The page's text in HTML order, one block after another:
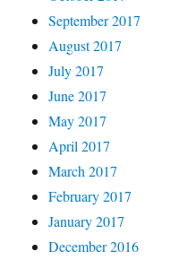
September 2017
August 2017
July 2017
June 2017
May 2017
April 2017
March 2017
February 2017
January 2017
December 2016